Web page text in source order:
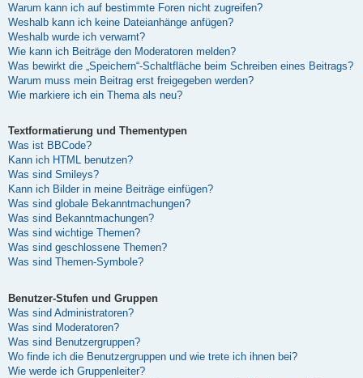
Warum kann ich auf bestimmte Foren nicht zugreifen?
Weshalb kann ich keine Dateianhänge anfügen?
Weshalb wurde ich verwarnt?
Wie kann ich Beiträge den Moderatoren melden?
Was bewirkt die „Speichern“-Schaltfläche beim Schreiben eines Beitrags?
Warum muss mein Beitrag erst freigegeben werden?
Wie markiere ich ein Thema als neu?
Textformatierung und Thementypen
Was ist BBCode?
Kann ich HTML benutzen?
Was sind Smileys?
Kann ich Bilder in meine Beiträge einfügen?
Was sind globale Bekanntmachungen?
Was sind Bekanntmachungen?
Was sind wichtige Themen?
Was sind geschlossene Themen?
Was sind Themen-Symbole?
Benutzer-Stufen und Gruppen
Was sind Administratoren?
Was sind Moderatoren?
Was sind Benutzergruppen?
Wo finde ich die Benutzergruppen und wie trete ich ihnen bei?
Wie werde ich Gruppenleiter?